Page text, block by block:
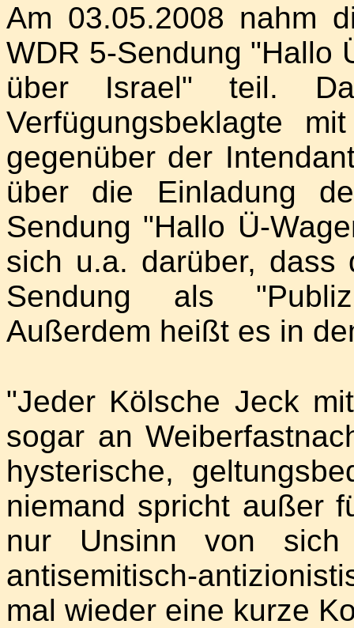
Am 03.05.2008 nahm
WDR 5-Sendung "Hallo
über Israel" teil.
Verfügungsbeklagte
gegenüber der
über die Einladung
Sendung "Hallo Ü-
sich u.a. darüber, dass
Sendung als
Außerdem heißt es in
"Jeder Kölsche Jeck
sogar an
hysterische,
niemand spricht außer
nur Unsinn von
antisemitisch-
mal wieder eine kurze